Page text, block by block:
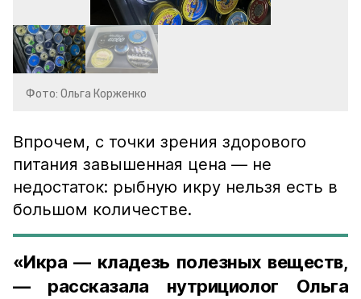
Фото: Ольга Корженко
Впрочем, с точки зрения здорового
питания завышенная цена — не
недостаток: рыбную икру нельзя есть в
большом количестве.
«Икра — кладезь полезных веществ,
— рассказала нутрициолог Ольга